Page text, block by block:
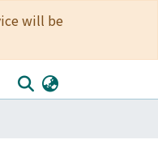
will be